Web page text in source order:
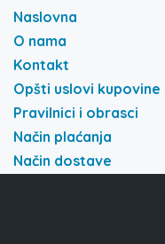
Naslovna
O nama
Kontakt
Opšti uslovi kupovine
Pravilnici i obrasci
Način plaćanja
Način dostave